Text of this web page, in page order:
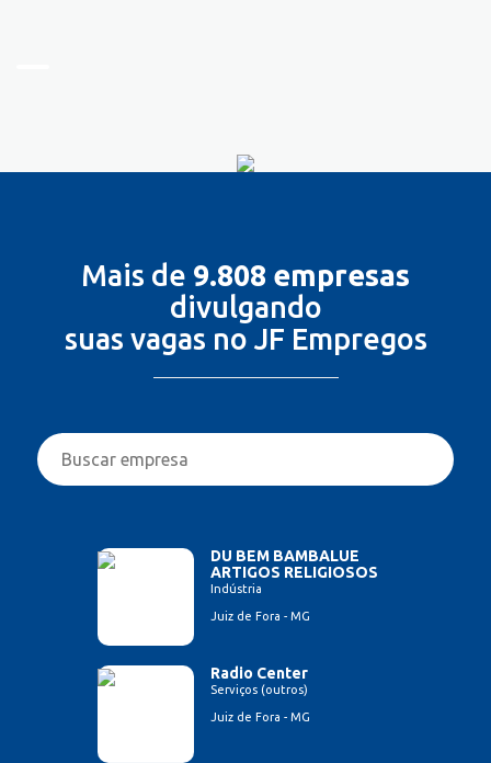
Mais de 9.808 empresas
divulgando
suas vagas no JF Empregos
DU BEM BAMBALUE
ARTIGOS RELIGIOSOS
Indústria
Juiz de Fora - MG
Radio Center
Serviços (outros)
Juiz de Fora - MG